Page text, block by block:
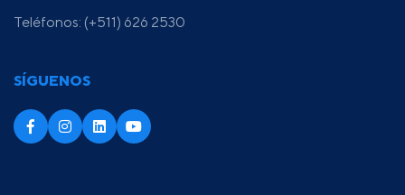
Teléfonos: (+511) 626 2530
SÍGUENOS